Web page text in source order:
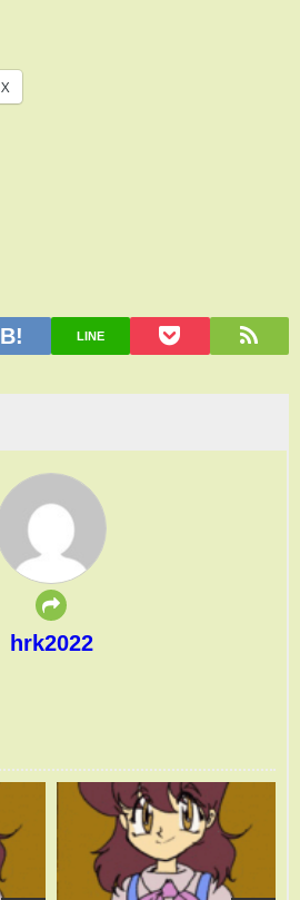
X
LINE
hrk2022